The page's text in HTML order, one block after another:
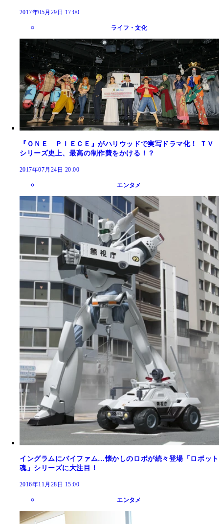
2017年05月29日 17:00
ライフ・文化
『ＯＮＥ ＰＩＥＣＥ』がハリウッドで実写ドラマ化！ ＴＶ
シリーズ史上、最高の制作費をかける！？
2017年07月24日 20:00
エンタメ
イングラムにバイファム…懐かしのロボが続々登場「ロボット
魂」シリーズに大注目！
2016年11月28日 15:00
エンタメ